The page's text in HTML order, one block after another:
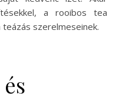
a rooibos tea
teázás szerelmeseinek.